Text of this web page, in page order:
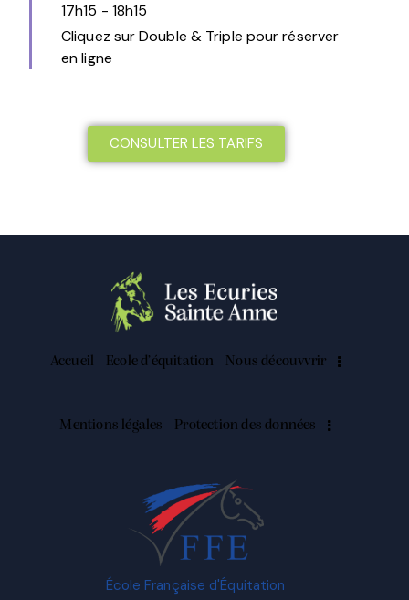
17h15 - 18h15
Cliquez sur Double & Triple pour réserver
en ligne
CONSULTER LES TARIFS
Accueil Ecole d’équitation Nous découvvrir
Mentions légales Protection des données
École Française d'Équitation